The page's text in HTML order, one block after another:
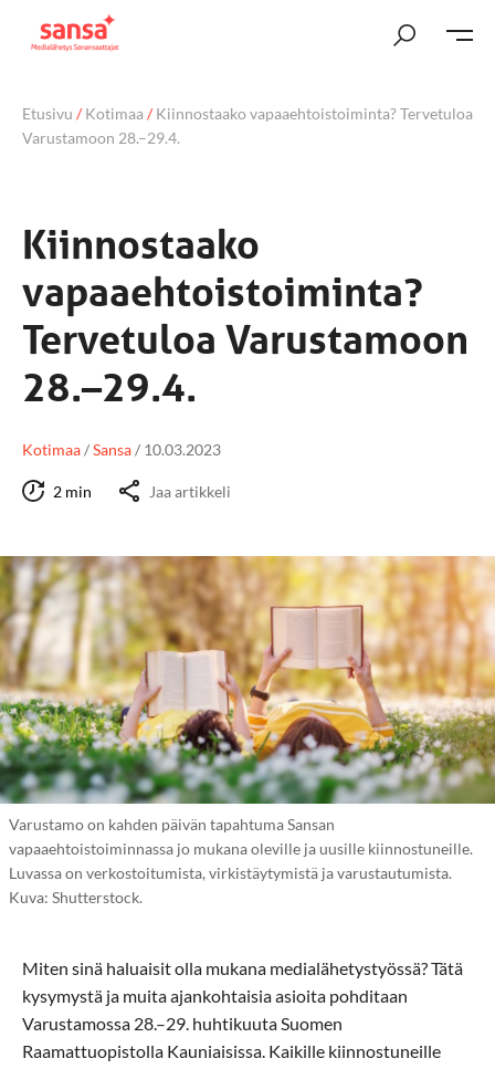
Etusivu /Kotimaa/Kiinnostaako vapaaehtoistoiminta? Tervetuloa
Varustamoon 28.–29.4.
Kiinnostaako
vapaaehtoistoiminta?
Tervetuloa Varustamoon
28.–29.4.
Kotimaa/Sansa/ 10.03.2023
2 min Jaa artikkeli
Varustamo on kahden päivän tapahtuma Sansan
vapaaehtoistoiminnassa jo mukana oleville ja uusille kiinnostuneille.
Luvassa on verkostoitumista, virkistäytymistä ja varustautumista.
Kuva: Shutterstock.
Miten sinä haluaisit olla mukana medialähetystyössä? Tätä
kysymystä ja muita ajankohtaisia asioita pohditaan
Varustamossa 28.–29. huhtikuuta Suomen
Raamattuopistolla Kauniaisissa. Kaikille kiinnostuneille